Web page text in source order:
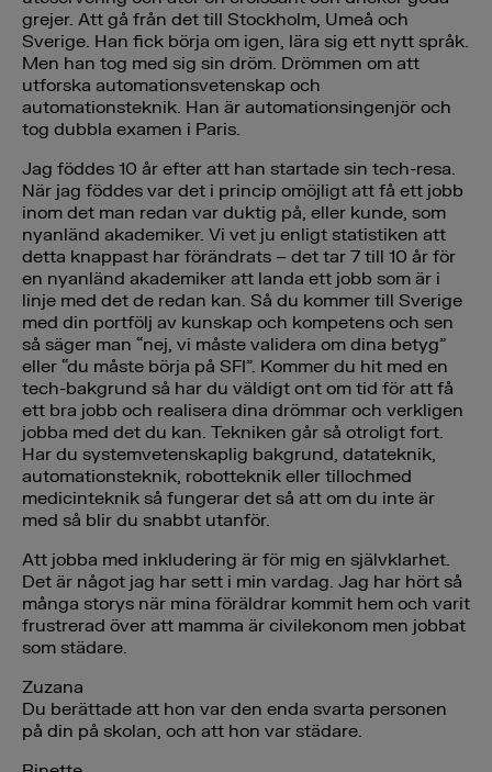
grejer. Att gå från det till Stockholm, Umeå och
Sverige. Han fick börja om igen, lära sig ett nytt språk.
Men han tog med sig sin dröm. Drömmen om att
utforska automationsvetenskap och
automationsteknik. Han är automationsingenjör och
tog dubbla examen i Paris.
Jag föddes 10 år efter att han startade sin tech-resa.
När jag föddes var det i princip omöjligt att få ett jobb
inom det man redan var duktig på, eller kunde, som
nyanländ akademiker. Vi vet ju enligt statistiken att
detta knappast har förändrats – det tar 7 till 10 år för
en nyanländ akademiker att landa ett jobb som är i
linje med det de redan kan. Så du kommer till Sverige
med din portfölj av kunskap och kompetens och sen
så säger man “nej, vi måste validera om dina betyg”
eller “du måste börja på SFI”. Kommer du hit med en
tech-bakgrund så har du väldigt ont om tid för att få
ett bra jobb och realisera dina drömmar och verkligen
jobba med det du kan. Tekniken går så otroligt fort.
Har du systemvetenskaplig bakgrund, datateknik,
automationsteknik, robotteknik eller tillochmed
medicinteknik så fungerar det så att om du inte är
med så blir du snabbt utanför.
Att jobba med inkludering är för mig en självklarhet.
Det är något jag har sett i min vardag. Jag har hört så
många storys när mina föräldrar kommit hem och varit
frustrerad över att mamma är civilekonom men jobbat
som städare.
Zuzana
Du berättade att hon var den enda svarta personen
på din på skolan, och att hon var städare.